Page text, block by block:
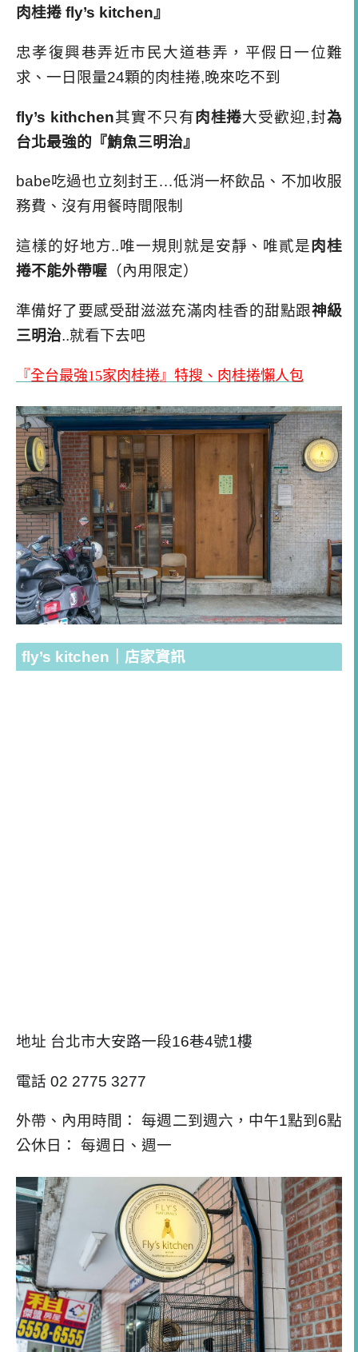
肉桂捲 fly’s kitchen』
忠孝復興巷弄近市民大道巷弄，平假日一位難
求、一日限量24顆的肉桂捲,晚來吃不到
fly’s kithchen其實不只有肉桂捲大受歡迎,封為
台北最強的『鮪魚三明治』
babe吃過也立刻封王…低消一杯飲品、不加收服
務費、沒有用餐時間限制
這樣的好地方..唯一規則就是安靜、唯貳是肉桂
捲不能外帶喔 （內用限定）
準備好了要感受甜滋滋充滿肉桂香的甜點跟神級
三明治..就看下去吧
『全台最強15家肉桂捲』特搜、肉桂捲懶人包
fly’s kitchen｜店家資訊
地址 台北市大安路一段16巷4號1樓
電話 02 2775 3277
外帶、內用時間： 每週二到週六，中午1點到6點
公休日： 每週日、週一